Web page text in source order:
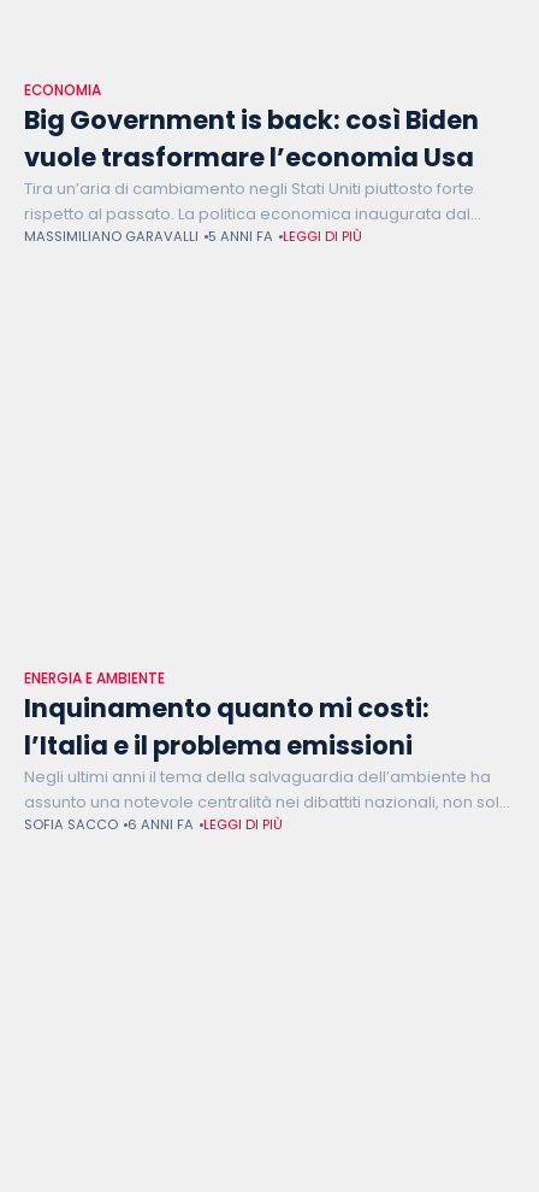
ECONOMIA
Big Government is back: così Biden
vuole trasformare l’economia Usa
Tira un’aria di cambiamento negli Stati Uniti piuttosto forte
rispetto al passato. La politica economica inaugurata dal
Presidente Joe Biden segna un ritorno decisivo dello Stato
MASSIMILIANO GARAVALLI 5 ANNI FA LEGGI DI PIÙ
ENERGIA E AMBIENTE
Inquinamento quanto mi costi:
l’Italia e il problema emissioni
Negli ultimi anni il tema della salvaguardia dell’ambiente ha
assunto una notevole centralità nei dibattiti nazionali, non solo
per una questione di tutela del patrimonio naturale, ma anche
SOFIA SACCO 6 ANNI FA LEGGI DI PIÙ